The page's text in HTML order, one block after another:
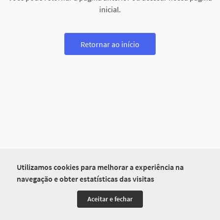
Utilizamos cookies para melhorar a experiência na
navegação e obter estatísticas das visitas
Aceitar e fechar
inicial.
Retornar ao início